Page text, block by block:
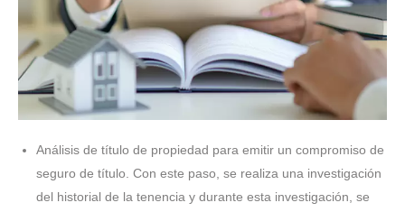
Análisis de título de propiedad para emitir un compromiso de
seguro de título. Con este paso, se realiza una investigación
del historial de la tenencia y durante esta investigación, se